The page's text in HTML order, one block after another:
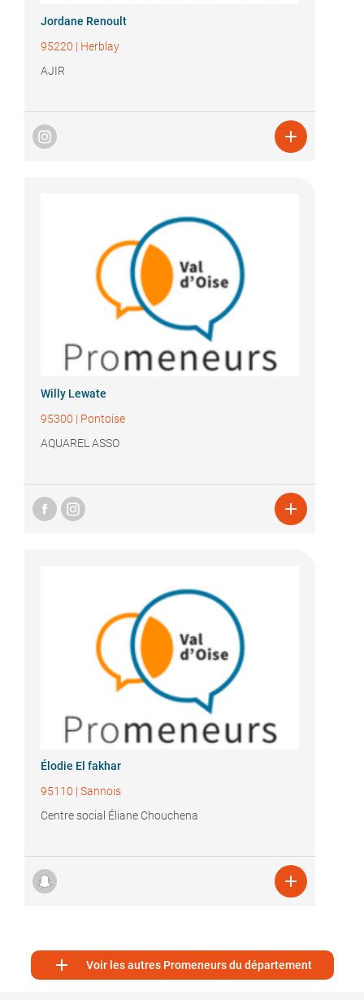
Jordane Renoult
95220 | Herblay
AJIR

Willy Lewate
95300 | Pontoise
AQUAREL ASSO

Élodie El fakhar
95110 | Sannois
Centre social Éliane Chouchena

 Voir les autres Promeneurs du département